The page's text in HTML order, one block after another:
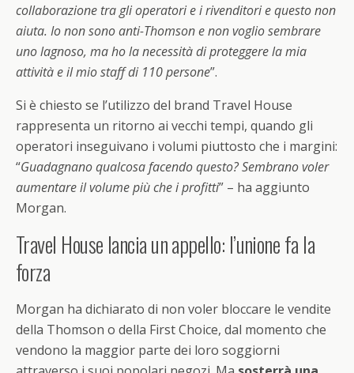
collaborazione tra gli operatori e i rivenditori e questo non
aiuta. Io non sono anti-Thomson e non voglio sembrare
uno lagnoso, ma ho la necessità di proteggere la mia
attività e il mio staff di 110 persone”.
Si è chiesto se l’utilizzo del brand Travel House
rappresenta un ritorno ai vecchi tempi, quando gli
operatori inseguivano i volumi piuttosto che i margini:
“Guadagnano qualcosa facendo questo? Sembrano voler
aumentare il volume più che i profitti” – ha aggiunto
Morgan.
Travel House lancia un appello: l’unione fa la
forza
Morgan ha dichiarato di non voler bloccare le vendite
della Thomson o della First Choice, dal momento che
vendono la maggior parte dei loro soggiorni